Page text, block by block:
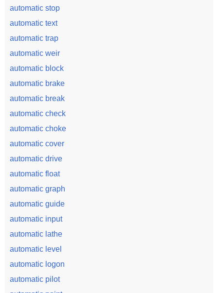
automatic stop
automatic text
automatic trap
automatic weir
automatic block
automatic brake
automatic break
automatic check
automatic choke
automatic cover
automatic drive
automatic float
automatic graph
automatic guide
automatic input
automatic lathe
automatic level
automatic logon
automatic pilot